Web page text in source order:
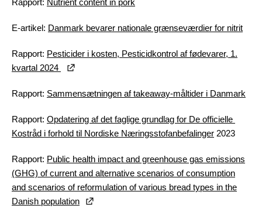
Rapport: Nutrient content in pork
E-artikel: Danmark bevarer nationale grænseværdier for nitrit
Rapport: Pesticider i kosten, Pesticidkontrol af fødevarer, 1.
kvartal 2024
Rapport: Sammensætningen af takeaway-måltider i Danmark
Rapport: Opdatering af det faglige grundlag for De officielle
Kostråd i forhold til Nordiske Næringsstofanbefalinger 2023
Rapport: Public health impact and greenhouse gas emissions
(GHG) of current and alternative scenarios of consumption
and scenarios of reformulation of various bread types in the
Danish population